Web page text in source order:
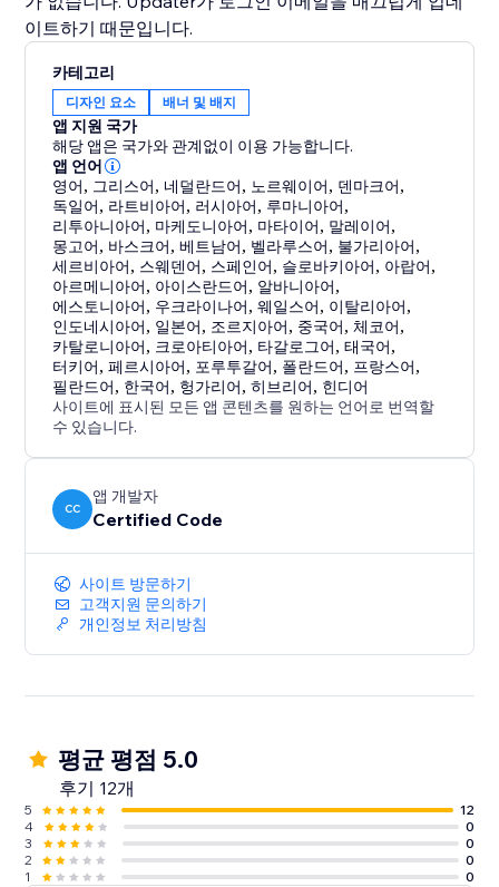
이트하기 때문입니다.
카테고리
디자인 요소 배너 및 배지
앱 지원 국가
해당 앱은 국가와 관계없이 이용 가능합니다.
앱 언어
영어, 그리스어, 네덜란드어, 노르웨이어, 덴마크어,
독일어, 라트비아어, 러시아어, 루마니아어,
리투아니아어, 마케도니아어, 마타이어, 말레이어,
몽고어, 바스크어,베트남어, 벨라루스어, 불가리아어,
세르비아어, 스웨덴어, 스페인어, 슬로바키아어, 아랍어,
아르메니아어, 아이스란드어, 알바니아어,
에스토니아어, 우크라이나어,웨일스어, 이탈리아어,
인도네시아어, 일본어, 조르지아어, 중국어, 체코어,
카탈로니아어, 크로아티아어, 타갈로그어,태국어,
터키어,페르시아어, 포루투갈어, 폴란드어, 프랑스어,
필란드어, 한국어, 헝가리어,히브리어, 힌디어
사이트에 표시된 모든 앱 콘텐츠를 원하는 언어로 번역할
수 있습니다.
CC
앱 개발자
Certified Code
사이트 방문하기
고객지원 문의하기
개인정보 처리방침
평균 평점 5.0
후기 12개
5
12
4
0
3
0
2
0
1
0